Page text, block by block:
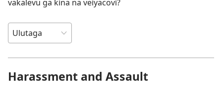
vakalevu ga kina na veiyacovi?
Harassment and Assault